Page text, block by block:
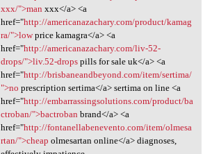
xxx/">man xxx</a> <a
href="http://americanazachary.com/product/kamag
ra/">lowprice kamagra</a> <a
href="http://americanazachary.com/liv-52-
drops/">liv.52-dropspills for sale uk</a> <a
href="http://brisbaneandbeyond.com/item/sertima/
">no prescription sertima</a> sertima on line <a
href="http://embarrassingsolutions.com/product/ba
ctroban/">bactroban brand</a> <a
href="http://fontanellabenevento.com/item/olmesa
rtan/">cheap olmesartan online</a> diagnoses,